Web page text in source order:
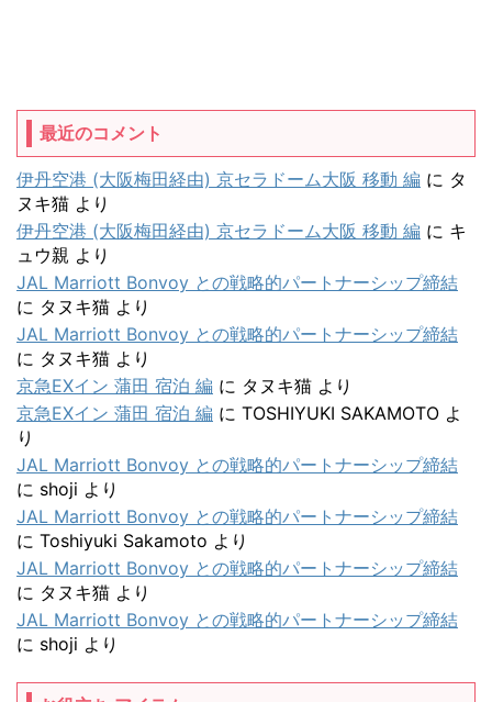
最近のコメント
伊丹空港 (大阪梅田経由) 京セラドーム大阪 移動 編 に タ
ヌキ猫 より
伊丹空港 (大阪梅田経由) 京セラドーム大阪 移動 編 に キ
ュウ親 より
JAL Marriott Bonvoy との戦略的パートナーシップ締結
に タヌキ猫 より
JAL Marriott Bonvoy との戦略的パートナーシップ締結
に タヌキ猫 より
京急EXイン 蒲田 宿泊 編 に タヌキ猫 より
京急EXイン 蒲田 宿泊 編 に TOSHIYUKI SAKAMOTO よ
り
JAL Marriott Bonvoy との戦略的パートナーシップ締結
に shoji より
JAL Marriott Bonvoy との戦略的パートナーシップ締結
に Toshiyuki Sakamoto より
JAL Marriott Bonvoy との戦略的パートナーシップ締結
に タヌキ猫 より
JAL Marriott Bonvoy との戦略的パートナーシップ締結
に shoji より